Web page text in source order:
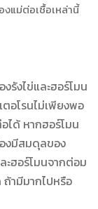
แม่ต่อเชื้อเหล่านี้
งไข่และฮอร์โมน
อโรนไม่เพียงพอ
ได้ หากฮอร์โมน
งมีสมดุลของ
ะฮอร์โมนจากต่อม
ถ้ามีมากไปหรือ